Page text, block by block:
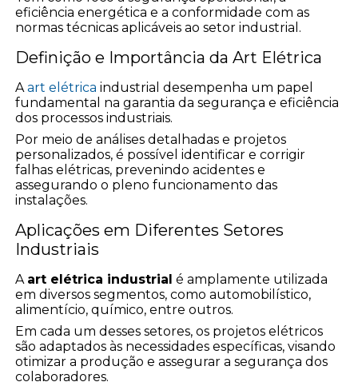
eficiência energética e a conformidade com as
normas técnicas aplicáveis ao setor industrial.
Definição e Importância da Art Elétrica
Aart elétrica industrial desempenha um papel
fundamental na garantia da segurança e eficiência
dos processos industriais.
Por meio de análises detalhadas e projetos
personalizados, é possível identificar e corrigir
falhas elétricas, prevenindo acidentes e
assegurando o pleno funcionamento das
instalações.
Aplicações em Diferentes Setores
Industriais
A art elétrica industrial é amplamente utilizada
em diversos segmentos, como automobilístico,
alimentício, químico, entre outros.
Em cada um desses setores, os projetos elétricos
são adaptados às necessidades específicas, visando
otimizar a produção e assegurar a segurança dos
colaboradores.